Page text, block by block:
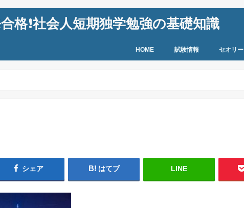
格!社会人短期独学勉強の基礎知識
HOME 試験情報 セオリー
シェア はてブ LINE